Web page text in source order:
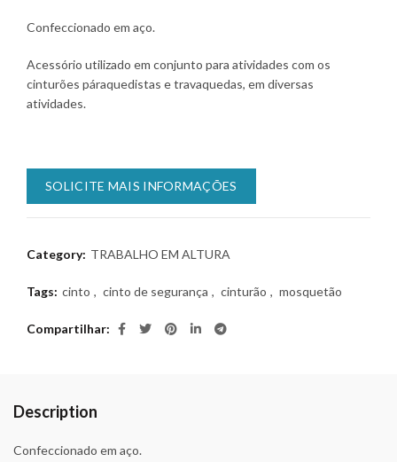
Confeccionado em aço.
Acessório utilizado em conjunto para atividades com os
cinturões páraquedistas e travaquedas, em diversas
atividades.
SOLICITE MAIS INFORMAÇÕES
Category: TRABALHO EM ALTURA
Tags: cinto , cinto de segurança , cinturão , mosquetão
Compartilhar
Description
Confeccionado em aço.